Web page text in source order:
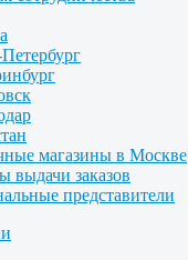
магазины в Москве
выдачи заказов
представители